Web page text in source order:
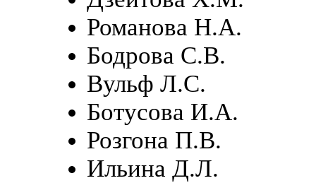
Романова Н.А.
Бодрова С.В.
Вульф Л.С.
Ботусова И.А.
Розгона П.В.
Ильина Д.Л.